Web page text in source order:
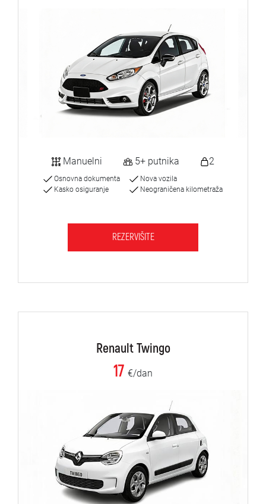
Manuelni 5+ putnika 2
Osnovna dokumenta
Kasko osiguranje
Nova vozila
Neograničena kilometraža
REZERVIŠITE
Renault Twingo
17 €/dan